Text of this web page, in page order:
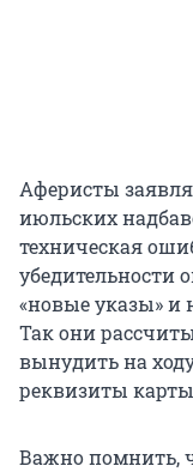
Аферисты
июльских
техническая
«новые указы» и
Так они
вынудить на
реквизиты
Важно помнить,